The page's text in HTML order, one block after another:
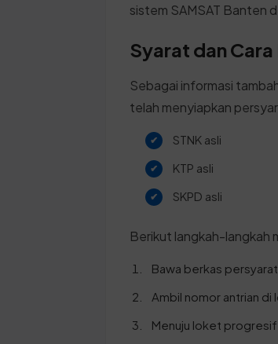
sistem SAMSAT Banten
Syarat dan
Sebagai informasi
telah menyiapkan
STNK asli
KTP asli
SKPD asli
Berikut langkah-langkah
Bawa berkas
Ambil nomor antrian di
Menuju loket